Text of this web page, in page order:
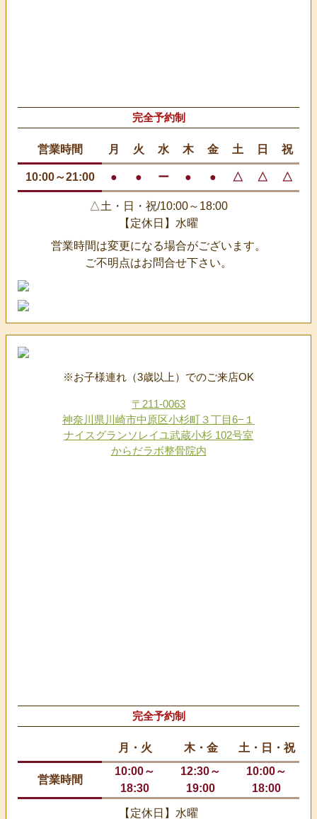
完全予約制
営業時間 月 火 水 木 金 土 日 祝
10:00～21:00 ● ● ー ● ● △ △ △
△土・日・祝/10:00～18:00
【定休日】水曜
営業時間は変更になる場合がございます。
ご不明点はお問合せ下さい。
※お子様連れ（3歳以上）でのご来店OK
〒211-0063
神奈川県川崎市中原区小杉町３丁目6−１
ナイスグランソレイユ武蔵小杉 102号室
からだラボ整骨院内
完全予約制
月・火 木・金 土・日・祝
営業時間
10:00～
18:30
12:30～
19:00
10:00～
18:00
【定休日】水曜